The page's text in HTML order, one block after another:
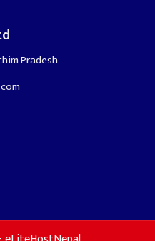
Pradesh